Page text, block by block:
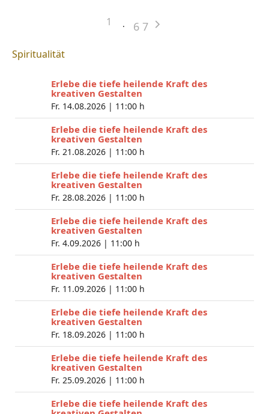
1 6 7
Spiritualität
Erlebe die tiefe heilende Kraft des
kreativen Gestalten
Fr. 14.08.2026 | 11:00 h
Erlebe die tiefe heilende Kraft des
kreativen Gestalten
Fr. 21.08.2026 | 11:00 h
Erlebe die tiefe heilende Kraft des
kreativen Gestalten
Fr. 28.08.2026 | 11:00 h
Erlebe die tiefe heilende Kraft des
kreativen Gestalten
Fr. 4.09.2026 | 11:00 h
Erlebe die tiefe heilende Kraft des
kreativen Gestalten
Fr. 11.09.2026 | 11:00 h
Erlebe die tiefe heilende Kraft des
kreativen Gestalten
Fr. 18.09.2026 | 11:00 h
Erlebe die tiefe heilende Kraft des
kreativen Gestalten
Fr. 25.09.2026 | 11:00 h
Erlebe die tiefe heilende Kraft des